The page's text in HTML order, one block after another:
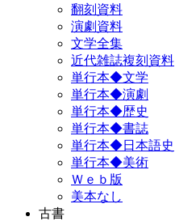
翻刻資料
演劇資料
文学全集
近代雑誌複刻資料
単行本◆文学
単行本◆演劇
単行本◆歴史
単行本◆書誌
単行本◆日本語史
単行本◆美術
Ｗｅｂ版
美本なし
古書